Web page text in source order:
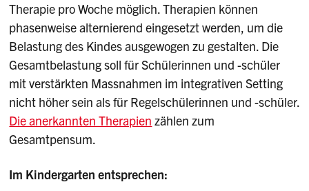
Therapie pro Woche möglich. Therapien können
phasenweise alternierend eingesetzt werden, um die
Belastung des Kindes ausgewogen zu gestalten. Die
Gesamtbelastung soll für Schülerinnen und -schüler
mit verstärkten Massnahmen im integrativen Setting
nicht höher sein als für Regelschülerinnen und -schüler.
Die anerkannten Therapien zählen zum
Gesamtpensum.
Im Kindergarten entsprechen: